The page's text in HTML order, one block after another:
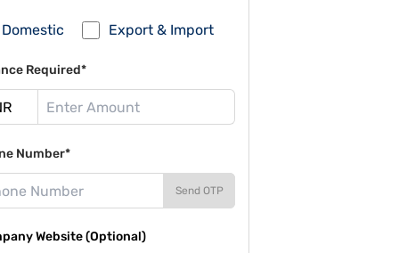
Domestic Export & Import
Required*
Number*
Send OTP
Website (Optional)